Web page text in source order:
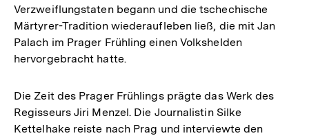
Verzweiflungstaten begann und die tschechische
Märtyrer-Tradition wiederaufleben ließ, die mit Jan
Palach im Prager Frühling einen Volkshelden
hervorgebracht hatte.
Die Zeit des Prager Frühlings prägte das Werk des
Regisseurs Jiri Menzel. Die Journalistin Silke
Kettelhake reiste nach Prag und interviewte den